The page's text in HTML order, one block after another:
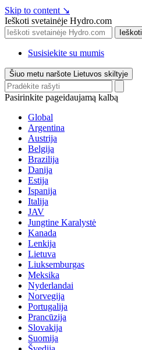
Skip to content ↘
Ieškoti svetainėje Hydro.com
Ieškoti
Susisiekite su mumis
Šiuo metu naršote Lietuvos skiltyje
Pasirinkite pageidaujamą kalbą
Global
Argentina
Austrija
Belgija
Brazilija
Danija
Estija
Ispanija
Italija
JAV
Jungtine Karalystė
Kanada
Lenkija
Lietuva
Liuksemburgas
Meksika
Nyderlandai
Norvegija
Portugalija
Prancūzija
Slovakija
Suomija